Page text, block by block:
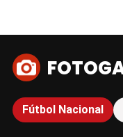
Fútbol Nacional